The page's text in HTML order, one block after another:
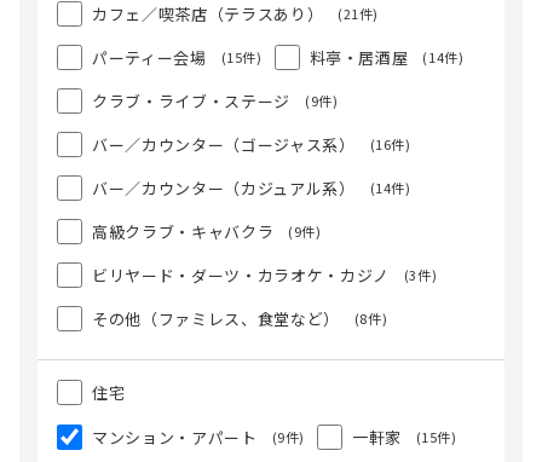
カフェ／喫茶店（テラスあり） (21件)
パーティー会場 (15件) 料亭・居酒屋 (14件)
クラブ・ライブ・ステージ (9件)
バー／カウンター（ゴージャス系） (16件)
バー／カウンター（カジュアル系） (14件)
高級クラブ・キャバクラ (9件)
ビリヤード・ダーツ・カラオケ・カジノ (3件)
その他（ファミレス、食堂など） (8件)
住宅
マンション・アパート
(9件) 一軒家 (15件)